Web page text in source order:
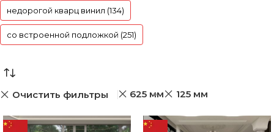
недорогой кварц винил (134)
со встроенной подложкой (251)
Очистить фильтры 625 мм 125 мм